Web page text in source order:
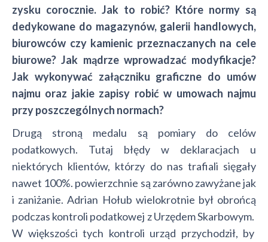
zysku corocznie. Jak to robić? Które normy są
dedykowane do magazynów, galerii handlowych,
biurowców czy kamienic przeznaczanych na cele
biurowe? Jak mądrze wprowadzać modyfikacje?
Jak wykonywać załączniku graficzne do umów
najmu oraz jakie zapisy robić w umowach najmu
przy poszczególnych normach?
Drugą stroną medalu są pomiary do celów
podatkowych. Tutaj błędy w deklaracjach u
niektórych klientów, którzy do nas trafiali sięgały
nawet 100%. powierzchnie są zarówno zawyżane jak
i zaniżanie. Adrian Hołub wielokrotnie był obrońcą
podczas kontroli podatkowej z Urzędem Skarbowym.
W większości tych kontroli urząd przychodził, by